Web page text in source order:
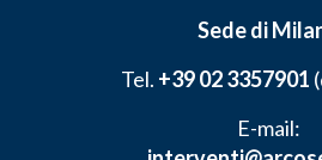
Sede di
Tel. +39 02 3357901
E-mail: